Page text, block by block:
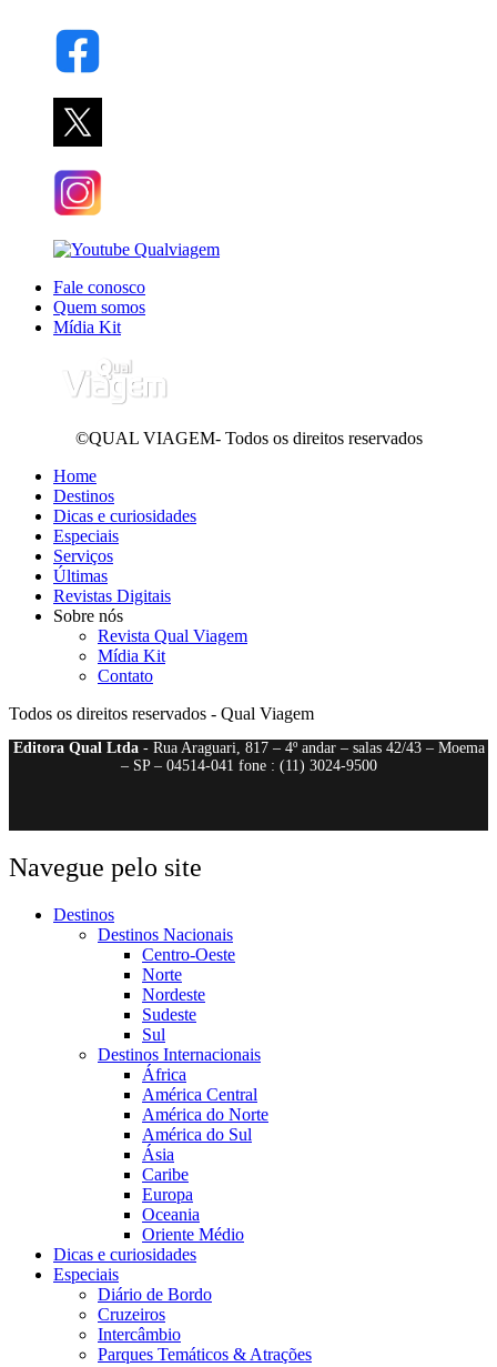
Fale conosco
Quem somos
Mídia Kit
©QUAL VIAGEM- Todos os direitos reservados
Home
Destinos
Dicas e curiosidades
Especiais
Serviços
Últimas
Revistas Digitais
Sobre nós
Revista Qual Viagem
Mídia Kit
Contato
Todos os direitos reservados - Qual Viagem
Editora Qual Ltda- Rua Araguari, 817 – 4º andar – salas 42/43 – Moema
– SP – 04514-041 fone : (11) 3024-9500
Navegue pelo site
Destinos
Destinos Nacionais
Centro-Oeste
Norte
Nordeste
Sudeste
Sul
Destinos Internacionais
África
América Central
América do Norte
América do Sul
Ásia
Caribe
Europa
Oceania
Oriente Médio
Dicas e curiosidades
Especiais
Diário de Bordo
Cruzeiros
Intercâmbio
Parques Temáticos & Atrações